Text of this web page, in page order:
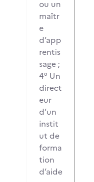
ou un
maîtr
e
d’app
rentis
sage ;
4° Un
direct
eur
d’un
instit
ut de
forma
tion
d’aide